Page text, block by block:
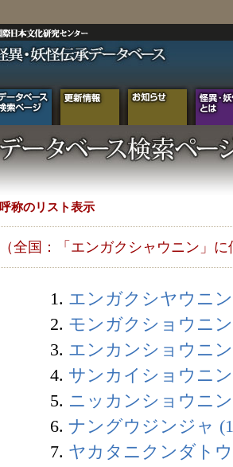
呼称のリスト表示
（全国：「エンガクシャウニン」
1. エンガクシヤウニ
2. モンガクショウニ
3. エンカンショウニ
4. サンカイショウニ
5. ニッカンショウニ
6. ナングウジンジャ
7. ヤカタニクンダト